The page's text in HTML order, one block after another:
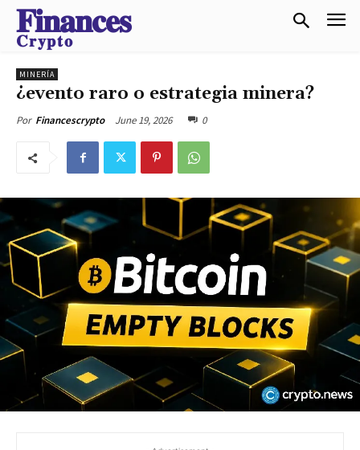
𝐅𝐢𝐧𝐚𝐧𝐜𝐞𝐬
𝐂𝐫𝐲𝐩𝐭𝐨
MINERÍA
¿evento raro o estrategia minera?
Por Financescrypto June 19, 2026 0